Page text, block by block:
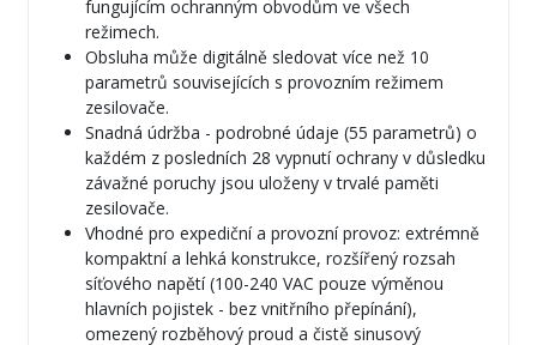
fungujícím ochranným obvodům ve všech
režimech.
Obsluha může digitálně sledovat více než 10
parametrů souvisejících s provozním režimem
zesilovače.
Snadná údržba - podrobné údaje (55 parametrů) o
každém z posledních 28 vypnutí ochrany v důsledku
závažné poruchy jsou uloženy v trvalé paměti
zesilovače.
Vhodné pro expediční a provozní provoz: extrémně
kompaktní a lehká konstrukce, rozšířený rozsah
síťového napětí (100-240 VAC pouze výměnou
hlavních pojistek - bez vnitřního přepínání),
omezený rozběhový proud a čistě sinusový